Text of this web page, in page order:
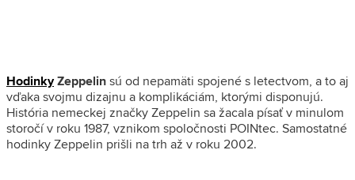
HodinkyZeppelinsú od nepamäti spojené s letectvom, a to aj
vďaka svojmu dizajnu a komplikáciám, ktorými disponujú.
História nemeckej značky Zeppelin sa žacala písať v minulom
storočí v roku 1987, vznikom spoločnosti POINtec. Samostatné
hodinky Zeppelin prišli na trh až v roku 2002.